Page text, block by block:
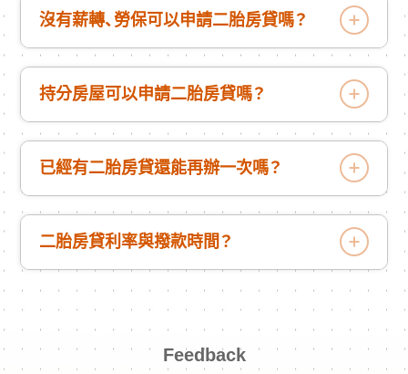
沒有薪轉、勞保可以申請二胎房貸嗎？
持分房屋可以申請二胎房貸嗎？
已經有二胎房貸還能再辦一次嗎？
二胎房貸利率與撥款時間？
Feedback